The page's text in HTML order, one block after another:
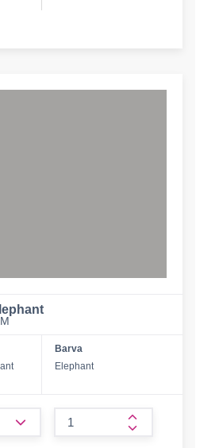
Barva
Elephant
form.increase-